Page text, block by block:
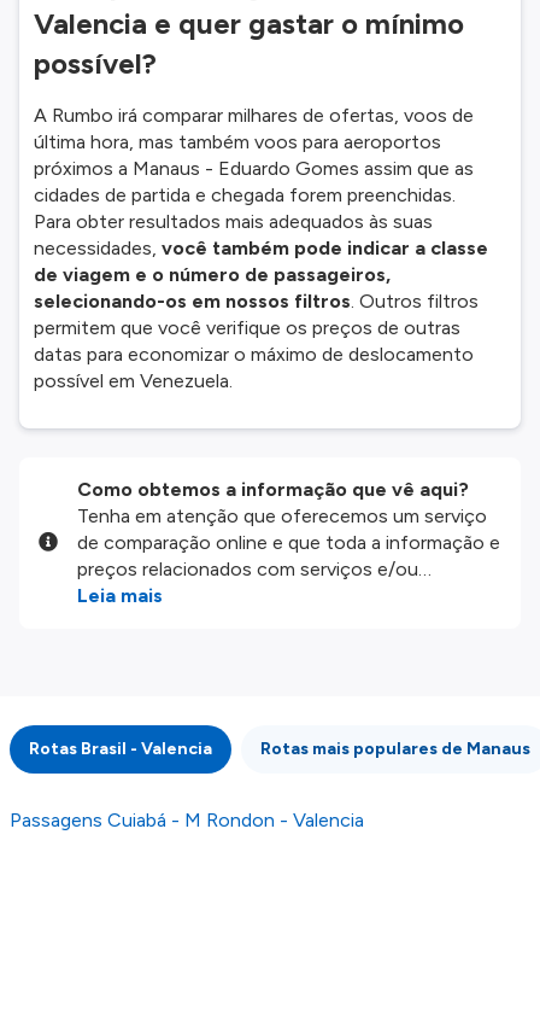
Valencia e quer gastar o mínimo
possível?
A Rumbo irá comparar milhares de ofertas, voos de
última hora, mas também voos para aeroportos
próximos a Manaus - Eduardo Gomes assim que as
cidades de partida e chegada forem preenchidas.
Para obter resultados mais adequados às suas
necessidades, você também pode indicar a classe
de viagem e o número de passageiros,
selecionando-os em nossos filtros. Outros filtros
permitem que você verifique os preços de outras
datas para economizar o máximo de deslocamento
possível em Venezuela.
Como obtemos a informação que vê aqui?
Tenha em atenção que oferecemos um serviço
de comparação online e que toda a informação e
preços relacionados com serviços e/ou
produtos disponíveis no nosso website são
integridade ou pela precisão da informação
publicada, por isso verifique com atenção todas
as condições no website do parceiro antes de
fazer uma reserva. Para mais detalhes verifique
os nossos
Termos e Condições.
Leia mais
Rotas Brasil - Valencia Rotas mais populares de Manaus
Passagens Cuiabá - M Rondon - Valencia